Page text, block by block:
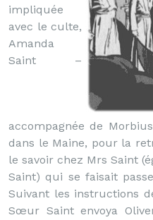
impliquée
avec le culte,
Amanda
Saint –
accompagnée de
dans le Maine, pour la
le savoir chez Mrs Saint
Saint) qui se faisait
Suivant les instructions
Sœur Saint envoya